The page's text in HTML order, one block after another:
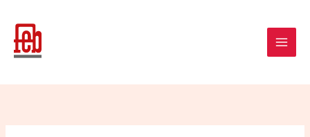
content